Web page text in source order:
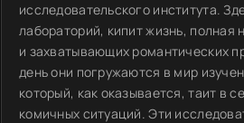
исследовательского института.
лабораторий, кипит жизнь, полная
и захватывающих романтических
день они погружаются в мир
который, как оказывается, таит в
комичных ситуаций. Эти